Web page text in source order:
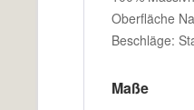
Oberfläche
Beschläge:
Maße